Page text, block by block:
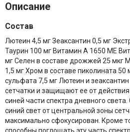
Описание
Состав
Лютеин 4,5 мг Зеаксантин 0,5 мг
Таурин 100 мг Витамин А 1650 МЕ
мг Селен в составе дрожжей 25 мкг
1,5 мг Хром в составе пиколината 50
сульфата 7,5 мг Лютеин и
сетчатки и защищают ее от
синей части спектра дневного
синий свет от центральной зоны
максимально сфокусирован. Кроме